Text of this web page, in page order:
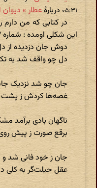
۰۵:۳۱ دربارهٔعطار » دیوان
در کتابی که من
این شکلی اومده : شماره ۱۳۲
دوش جان دزدیده از
دل چو واقف شد به
جان چو شد نزدیک
غصه‌ها کردش ز پشت
ناگهان بادی برآمد
برقع صورت ز پیش
جان ز خود فانی شد
عقل حیلت‌گر به کلی